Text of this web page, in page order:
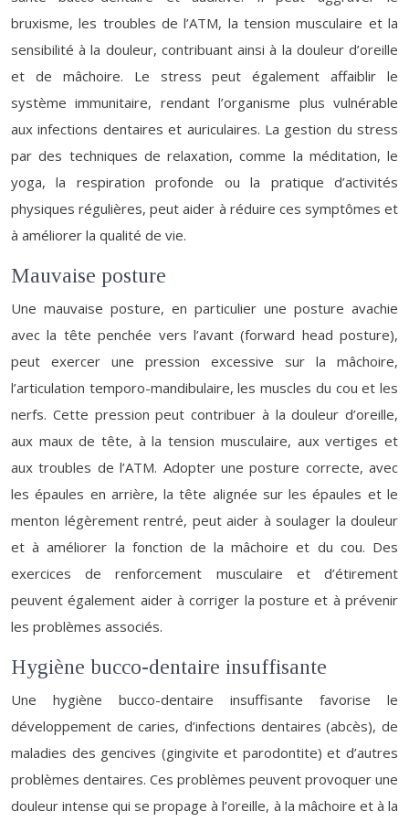
bruxisme, les troubles de l’ATM, la tension musculaire et la
sensibilité à la douleur, contribuant ainsi à la douleur d’oreille
et de mâchoire. Le stress peut également affaiblir le
système immunitaire, rendant l’organisme plus vulnérable
aux infections dentaires et auriculaires. La gestion du stress
par des techniques de relaxation, comme la méditation, le
yoga, la respiration profonde ou la pratique d’activités
physiques régulières, peut aider à réduire ces symptômes et
à améliorer la qualité de vie.
Mauvaise posture
Une mauvaise posture, en particulier une posture avachie
avec la tête penchée vers l’avant (forward head posture),
peut exercer une pression excessive sur la mâchoire,
l’articulation temporo-mandibulaire, les muscles du cou et les
nerfs. Cette pression peut contribuer à la douleur d’oreille,
aux maux de tête, à la tension musculaire, aux vertiges et
aux troubles de l’ATM. Adopter une posture correcte, avec
les épaules en arrière, la tête alignée sur les épaules et le
menton légèrement rentré, peut aider à soulager la douleur
et à améliorer la fonction de la mâchoire et du cou. Des
exercices de renforcement musculaire et d’étirement
peuvent également aider à corriger la posture et à prévenir
les problèmes associés.
Hygiène bucco-dentaire insuffisante
Une hygiène bucco-dentaire insuffisante favorise le
développement de caries, d’infections dentaires (abcès), de
maladies des gencives (gingivite et parodontite) et d’autres
problèmes dentaires. Ces problèmes peuvent provoquer une
douleur intense qui se propage à l’oreille, à la mâchoire et à la